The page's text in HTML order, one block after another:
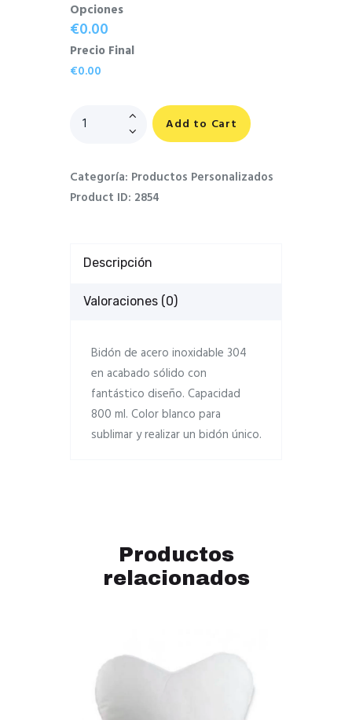
Opciones
€0.00
Precio Final
€0.00
Add to Cart
Categoría: Productos Personalizados
Product ID: 2854
Descripción
Valoraciones (0)
Bidón de acero inoxidable 304
en acabado sólido con
fantástico diseño. Capacidad
800 ml. Color blanco para
sublimar y realizar un bidón único.
Productos
relacionados